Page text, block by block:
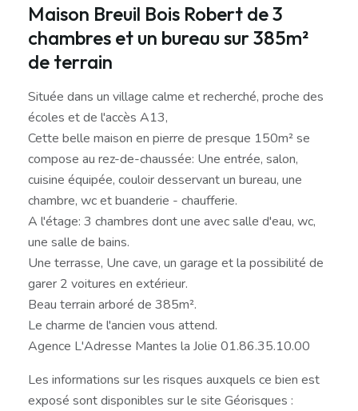
Maison Breuil Bois Robert de 3
chambres et un bureau sur 385m²
de terrain
Située dans un village calme et recherché, proche des
écoles et de l'accès A13,
Cette belle maison en pierre de presque 150m² se
compose au rez-de-chaussée: Une entrée, salon,
cuisine équipée, couloir desservant un bureau, une
chambre, wc et buanderie - chaufferie.
A l'étage: 3 chambres dont une avec salle d'eau, wc,
une salle de bains.
Une terrasse, Une cave, un garage et la possibilité de
garer 2 voitures en extérieur.
Beau terrain arboré de 385m².
Le charme de l'ancien vous attend.
Agence L'Adresse Mantes la Jolie 01.86.35.10.00
Les informations sur les risques auxquels ce bien est
exposé sont disponibles sur le site Géorisques :